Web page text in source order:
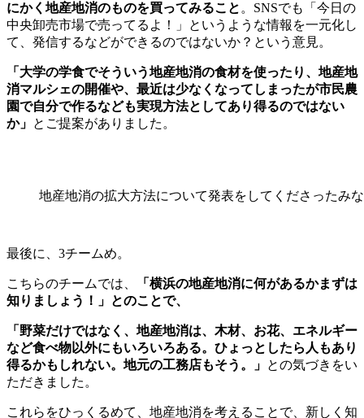
にかく地産地消のものを買ってみること 。 SNSでも「今日の
中央卸売市場で売ってるよ！」というような情報を一元化し
て、発信するなどができるのではないか？という意見。
「大学の学食でそういう地産地消の食材を使ったり、地産地
消マルシェの開催や、最近は少なくなってしまったが市民農
園で自分で作るなども実現方法としてあり得るのではない
か」 とご提案がありました。
地産地消の拡大方法について発表をしてくださったみ
最後に、3チームめ。
こちらのチームでは、
「横浜の地産地消に何があるかまずは
知りましょう！」とのことで、
「野菜だけではなく、地産地消は、木材、お花、エネルギー
など食べ物以外にもいろいろある。ひょっとしたら人もあり
得るかもしれない。地元の工務店もそう。」 との気づきをい
ただきました。
これらをひっくるめて、地産地消を考えることで、新しく知